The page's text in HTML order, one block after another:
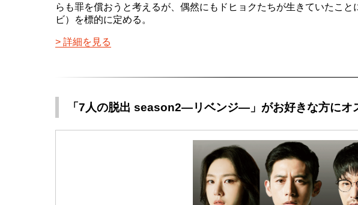
らも罪を償おうと考えるが、偶然にもドヒョクたちが生きていたこ
ビ）を標的に定める。
詳細を見る
「7人の脱出 season2―リベンジ―」がお好きな方にオ